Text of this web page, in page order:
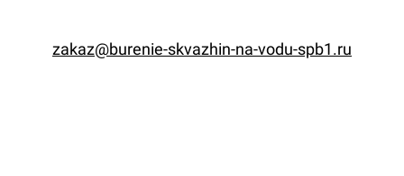
zakaz@burenie-skvazhin-na-vodu-spb1.ru